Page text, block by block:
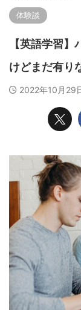
体験談
【英語学習
けどまだ有り
2022年10月29